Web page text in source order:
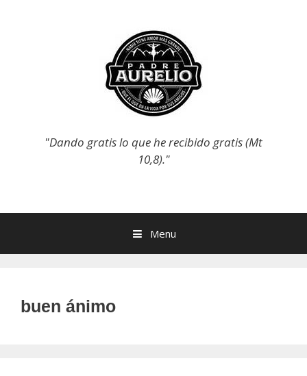
"Dando gratis lo que he recibido gratis (Mt
10,8)."
Menu
buen ánimo